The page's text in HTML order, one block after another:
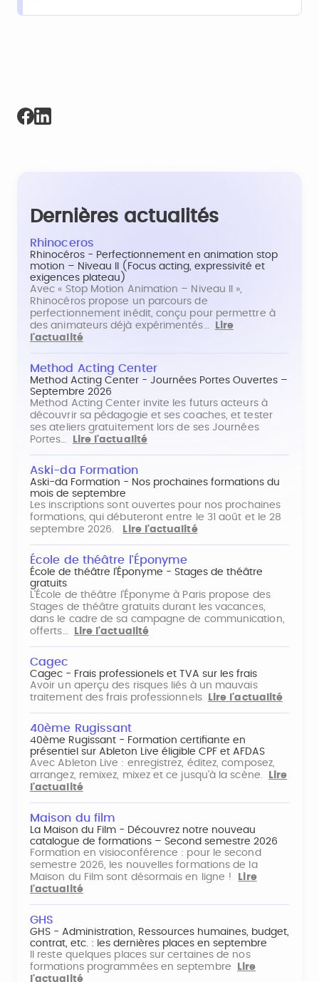
Dernières actualités
Rhinoceros
Rhinocéros - Perfectionnement en animation stop
motion – Niveau II (Focus acting, expressivité et
exigences plateau)
Avec « Stop Motion Animation – Niveau II »,
Rhinocéros propose un parcours de
perfectionnement inédit, conçu pour permettre à
des animateurs déjà expérimentés…
Lire
l'actualité
Method Acting Center
Method Acting Center - Journées Portes Ouvertes –
Septembre 2026
Method Acting Center invite les futurs acteurs à
découvrir sa pédagogie et ses coaches, et tester
ses ateliers gratuitement lors de ses Journées
Portes…
Lire l'actualité
Aski-da Formation
Aski-da Formation - Nos prochaines formations du
mois de septembre
Les inscriptions sont ouvertes pour nos prochaines
formations, qui débuteront entre le 31 août et le 28
septembre 2026.
Lire l'actualité
École de théâtre l'Éponyme
École de théâtre l'Éponyme - Stages de théâtre
gratuits
L'École de théâtre l'Éponyme à Paris propose des
Stages de théâtre gratuits durant les vacances,
dans le cadre de sa campagne de communication,
offerts…
Lire l'actualité
Cagec
Cagec - Frais professionels et TVA sur les frais
Avoir un aperçu des risques liés à un mauvais
traitement des frais professionnels
Lire l'actualité
40ème Rugissant
40ème Rugissant - Formation certifiante en
présentiel sur Ableton Live éligible CPF et AFDAS
Avec Ableton Live : enregistrez, éditez, composez,
arrangez, remixez, mixez et ce jusqu'à la scène.
Lire
l'actualité
Maison du film
La Maison du Film - Découvrez notre nouveau
catalogue de formations – Second semestre 2026
Formation en visioconférence : pour le second
semestre 2026, les nouvelles formations de la
Maison du Film sont désormais en ligne !
Lire
l'actualité
GHS
GHS - Administration, Ressources humaines, budget,
contrat, etc. : les dernières places en septembre
Il reste quelques places sur certaines de nos
formations programmées en septembre
Lire
l'actualité